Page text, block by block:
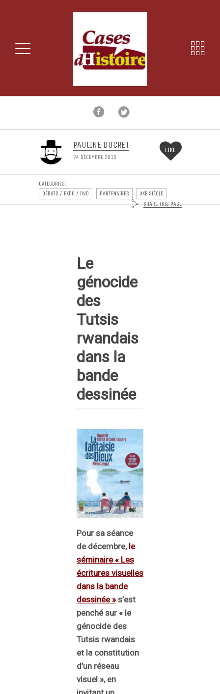
PAULINE DUCRET
24 DÉCEMBRE 2015
LIKE
CATEGORIES:
DÉBATS / EXPO / DVD
PARTENAIRES
XXE SIÈCLE
SHARE THIS PAGE
Le
génocide
des
Tutsis
rwandais
dans la
bande
dessinée
Pour sa séance
de décembre, le
séminaire « Les
écritures visuelles
dans la bande
dessinée » s’est
penché sur « le
génocide des
Tutsis rwandais
et la constitution
d’un réseau
visuel », en